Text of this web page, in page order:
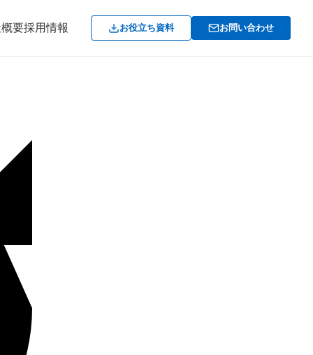
要採用情報 お役立ち資料 お問い合わせ